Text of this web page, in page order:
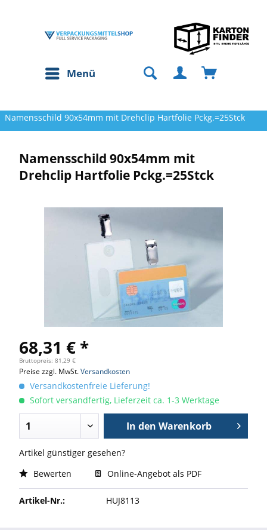
Menü
Namensschild 90x54mm mit Drehclip Hartfolie Pckg.=25Stck
Namensschild 90x54mm mit
Drehclip Hartfolie Pckg.=25Stck
68,31 € *
Bruttopreis: 81,29 €
Preise zzgl. MwSt.Versandkosten
Versandkostenfreie Lieferung!
Sofort versandfertig, Lieferzeit ca. 1-3 Werktage
In den Warenkorb
Artikel günstiger gesehen?
Bewerten
Online-Angebot als PDF
Artikel-Nr.: HUJ8113